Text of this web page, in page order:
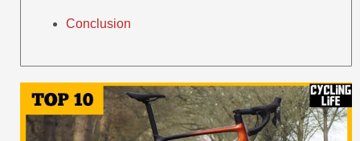
Conclusion